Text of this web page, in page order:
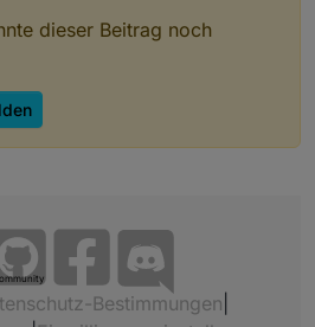
dieser Beitrag noch
Bestimmungen